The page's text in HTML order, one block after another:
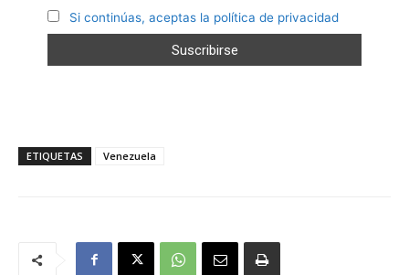
Si continúas, aceptas la política de privacidad
ETIQUETAS Venezuela